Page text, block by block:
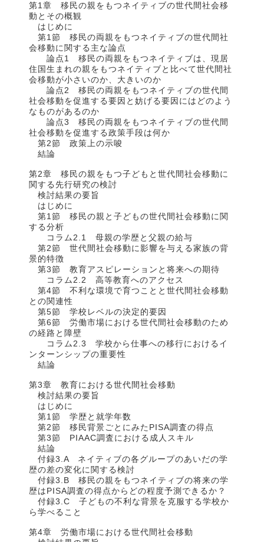
第1章 移民の親をもつネイティブの世代間社会移
動とその概観
はじめに
第1節 移民の両親をもつネイティブの世代間社
会移動に関する主な論点
論点1 移民の両親をもつネイティブは、現居
住国生まれの親をもつネイティブと比べて世代間社
会移動が小さいのか、大きいのか
論点2 移民の両親をもつネイティブの世代間
社会移動を促進する要因と妨げる要因にはどのよう
なものがあるのか
論点3 移民の両親をもつネイティブの世代間
社会移動を促進する政策手段は何か
第2節 政策上の示唆
結論
第2章 移民の親をもつ子どもと世代間社会移動に
関する先行研究の検討
検討結果の要旨
はじめに
第1節 移民の親と子どもの世代間社会移動に関
する分析
コラム2.1 母親の学歴と父親の給与
第2節 世代間社会移動に影響を与える家族の背
景的特徴
第3節 教育アスピレーションと将来への期待
コラム2.2 高等教育へのアクセス
第4節 不利な環境で育つことと世代間社会移動
との関連性
第5節 学校レベルの決定的要因
第6節 労働市場における世代間社会移動のため
の経路と障壁
コラム2.3 学校から仕事への移行におけるイ
ンターンシップの重要性
結論
第3章 教育における世代間社会移動
検討結果の要旨
はじめに
第1節 学歴と就学年数
第2節 移民背景ごとにみたPISA調査の得点
第3節 PIAAC調査における成人スキル
結論
付録3.A ネイティブの各グループのあいだの学
歴の差の変化に関する検討
付録3.B 移民の親をもつネイティブの将来の学
歴はPISA調査の得点からどの程度予測できるか？
付録3.C 子どもの不利な背景を克服する学校か
ら学べること
第4章 労働市場における世代間社会移動